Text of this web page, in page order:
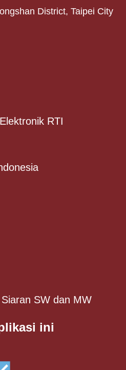
District, Taipei City
RTI
SW dan MW
ini